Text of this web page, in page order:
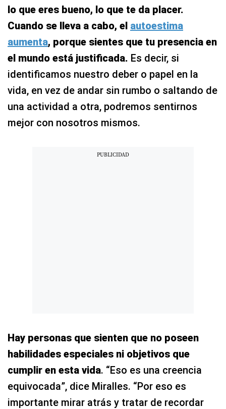
lo que eres bueno, lo que te da placer.
Cuando se lleva a cabo, el autoestima
aumenta, porque sientes que tu presencia en
el mundo está justificada. Es decir, si
identificamos nuestro deber o papel en la
vida, en vez de andar sin rumbo o saltando de
una actividad a otra, podremos sentirnos
mejor con nosotros mismos.
Hay personas que sienten que no poseen
habilidades especiales ni objetivos que
cumplir en esta vida. “Eso es una creencia
equivocada”, dice Miralles. “Por eso es
importante mirar atrás y tratar de recordar